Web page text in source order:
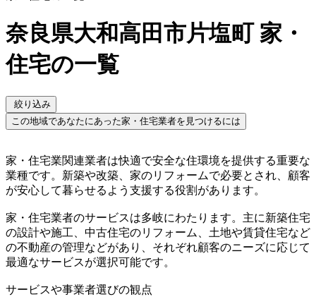
奈良県大和高田市片塩町 家・
住宅の一覧
絞り込み
この地域であなたにあった家・住宅業者を見つけるには
家・住宅業関連業者は快適で安全な住環境を提供する重要な
業種です。新築や改築、家のリフォームで必要とされ、顧客
が安心して暮らせるよう支援する役割があります。
家・住宅業者のサービスは多岐にわたります。主に新築住宅
の設計や施工、中古住宅のリフォーム、土地や賃貸住宅など
の不動産の管理などがあり、それぞれ顧客のニーズに応じて
最適なサービスが選択可能です。
サービスや事業者選びの観点